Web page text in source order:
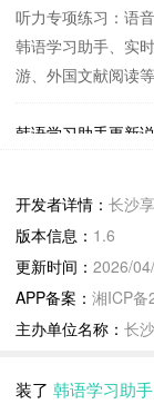
听力专项练习：语
韩语学习助手、实
游、外国文献阅读
韩语学习助手更新说
韩语学习助手1.6 下
下载韩语学习助手
在豌豆荚或者PP助
脑端用手机扫描韩
载最新韩语学习助
开发者详情： 长沙
版本信息： 1.6
更新时间： 2026/
APP备案： 湘ICP
主办单位名称： 长
装了 韩语学习助手